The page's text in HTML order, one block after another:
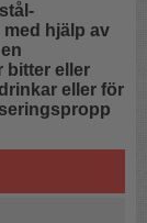
hjälp av
bitter eller
eller för